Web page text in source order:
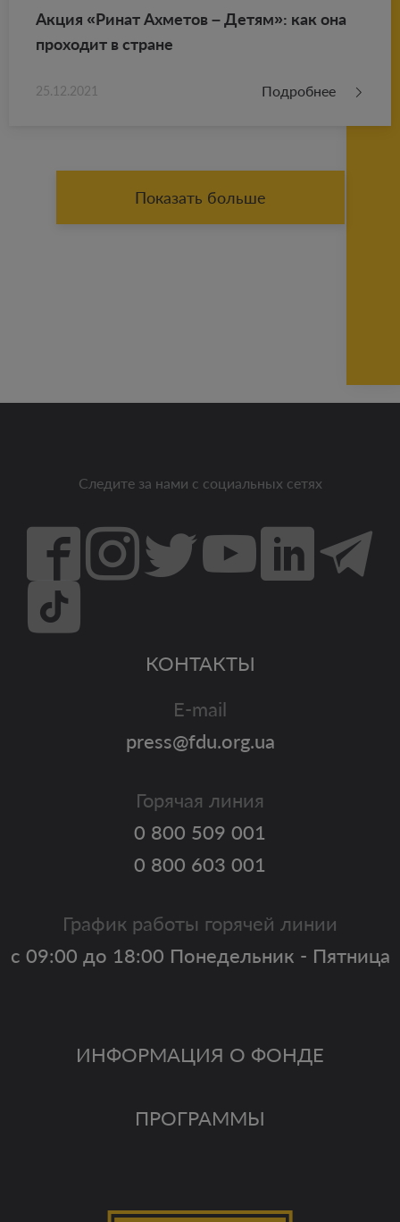
Акция «Ринат Ах­ме­тов – Детям»: как она
про­хо­дит в стране
25.12.2021 Подробнее
Показать больше
Следите за нами с социальных сетях
ИНФОРМАЦИЯ О ФОНДЕ
ПРОГРАММЫ
КОНТАКТЫ
E-mail
press@fdu.org.ua
Горячая линия
0 800 509 001
0 800 603 001
График работы горячей линии
с 09:00 до 18:00 Понедельник - Пятница